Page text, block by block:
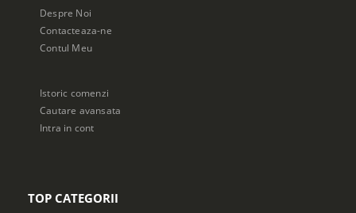
Despre Noi
Contacteaza-ne
Contul Meu
Istoric comenzi
Cautare avansata
Intra in cont
TOP CATEGORII